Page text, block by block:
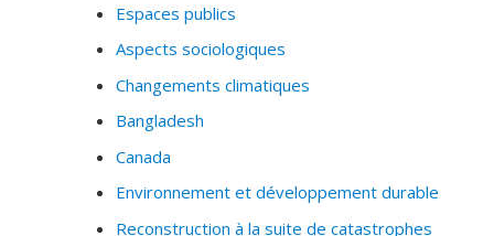
activités de design prospectif et de création
de politiques publiques.
Me recherches et mon enseignement contribuent à
questionner le rôle des données de tout genre
(numériques, analogues, visuelles, historiques, etc.)
Espaces publics
Aspects sociologiques
Changements climatiques
Bangladesh
Canada
Environnement et développement durable
Reconstruction à la suite de catastrophes